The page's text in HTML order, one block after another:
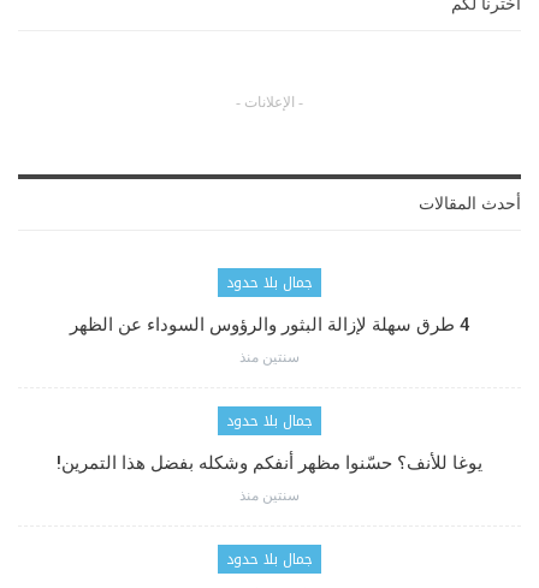
اخترنا لكم
- الإعلانات -
أحدث المقالات
جمال بلا حدود
4 طرق سهلة لإزالة البثور والرؤوس السوداء عن الظهر
سنتين منذ
جمال بلا حدود
يوغا للأنف؟ حسّنوا مظهر أنفكم وشكله بفضل هذا التمرين!
سنتين منذ
جمال بلا حدود